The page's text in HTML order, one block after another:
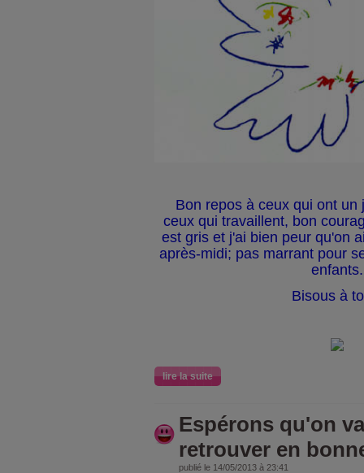
Bon repos à ceux qui ont un
ceux qui travaillent, bon
est gris et j'ai bien peur qu'on
après-midi; pas marrant pour
enfants.
Bisous à
lire la suite
Espérons qu'on
retrouver en
publié le 14/05/2013 à 23:41